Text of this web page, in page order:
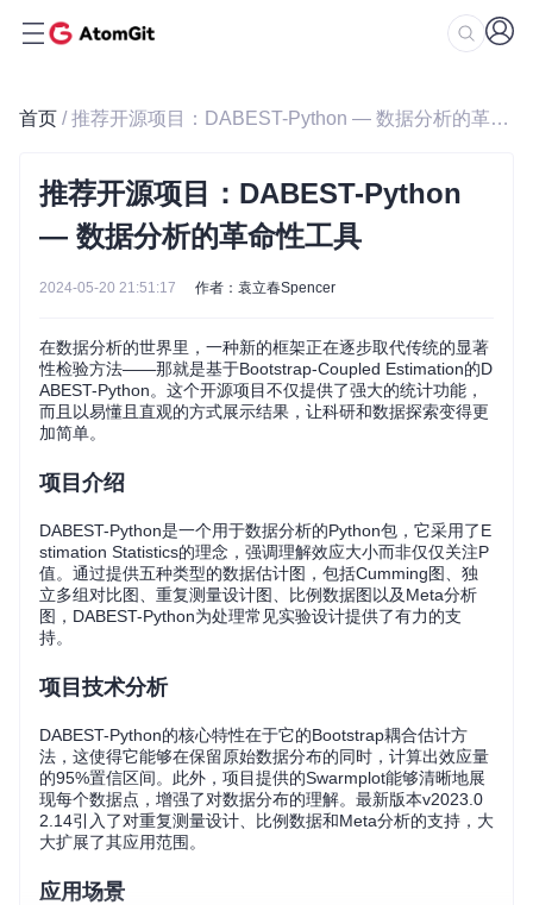
首页 / 推荐开源项目：DABEST-Python — 数据分析的革命性工具
推荐开源项目：DABEST-Python
— 数据分析的革命性工具
2024-05-20 21:51:17 作者：袁立春Spencer
在数据分析的世界里，一种新的框架正在逐步取代传统的显著
性检验方法——那就是基于Bootstrap-Coupled Estimation的D
ABEST-Python。这个开源项目不仅提供了强大的统计功能，
而且以易懂且直观的方式展示结果，让科研和数据探索变得更
加简单。
项目介绍
DABEST-Python是一个用于数据分析的Python包，它采用了E
stimation Statistics的理念，强调理解效应大小而非仅仅关注P
值。通过提供五种类型的数据估计图，包括Cumming图、独
立多组对比图、重复测量设计图、比例数据图以及Meta分析
图，DABEST-Python为处理常见实验设计提供了有力的支
持。
项目技术分析
DABEST-Python的核心特性在于它的Bootstrap耦合估计方
法，这使得它能够在保留原始数据分布的同时，计算出效应量
的95%置信区间。此外，项目提供的Swarmplot能够清晰地展
现每个数据点，增强了对数据分布的理解。最新版本v2023.0
2.14引入了对重复测量设计、比例数据和Meta分析的支持，大
大扩展了其应用范围。
应用场景